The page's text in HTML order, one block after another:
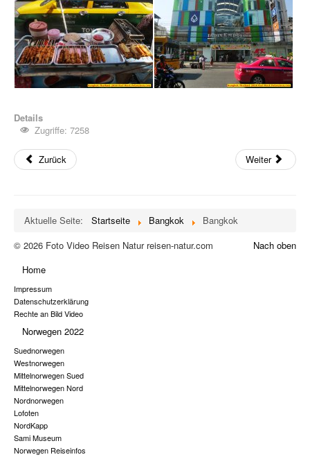
Details
Zugriffe: 7258
Zurück Weiter
Aktuelle Seite: Startseite Bangkok
Bangkok
Nach oben
© 2026 Foto Video Reisen Natur reisen-natur.com
Home
Impressum
Datenschutzerklärung
Rechte an Bild Video
Norwegen 2022
Suednorwegen
Westnorwegen
Mittelnorwegen Sued
Mittelnorwegen Nord
Nordnorwegen
Lofoten
NordKapp
Sami Museum
Norwegen Reiseinfos